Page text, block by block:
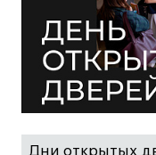
© 2026 БВШД
Лицензия на
деятельности
Университет»
Карта сайта
Дни открытых